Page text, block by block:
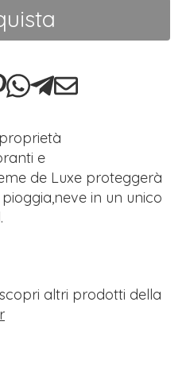
e
de Luxe proteggerà
in un unico
scopri altri prodotti della